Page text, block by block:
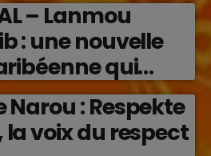
– Lanmou
: une nouvelle
qui
les émotions
(2026)
Narou : Respekte
la voix du respect